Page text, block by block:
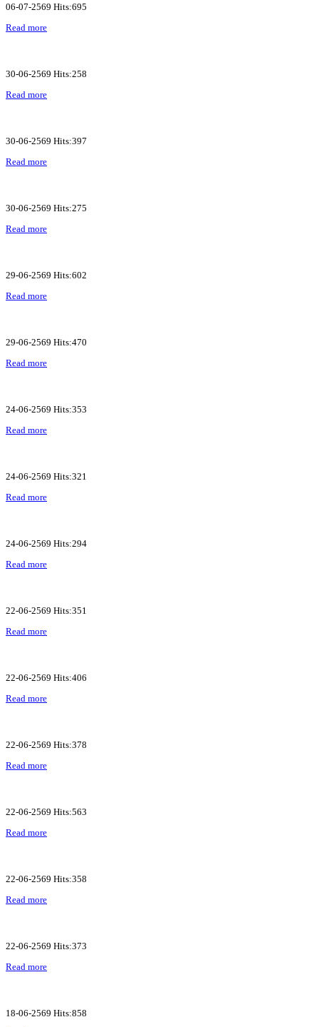
06-07-2569 Hits:695
Read more
30-06-2569 Hits:258
Read more
30-06-2569 Hits:397
Read more
30-06-2569 Hits:275
Read more
29-06-2569 Hits:602
Read more
29-06-2569 Hits:470
Read more
24-06-2569 Hits:353
Read more
24-06-2569 Hits:321
Read more
24-06-2569 Hits:294
Read more
22-06-2569 Hits:351
Read more
22-06-2569 Hits:406
Read more
22-06-2569 Hits:378
Read more
22-06-2569 Hits:563
Read more
22-06-2569 Hits:358
Read more
22-06-2569 Hits:373
Read more
18-06-2569 Hits:858